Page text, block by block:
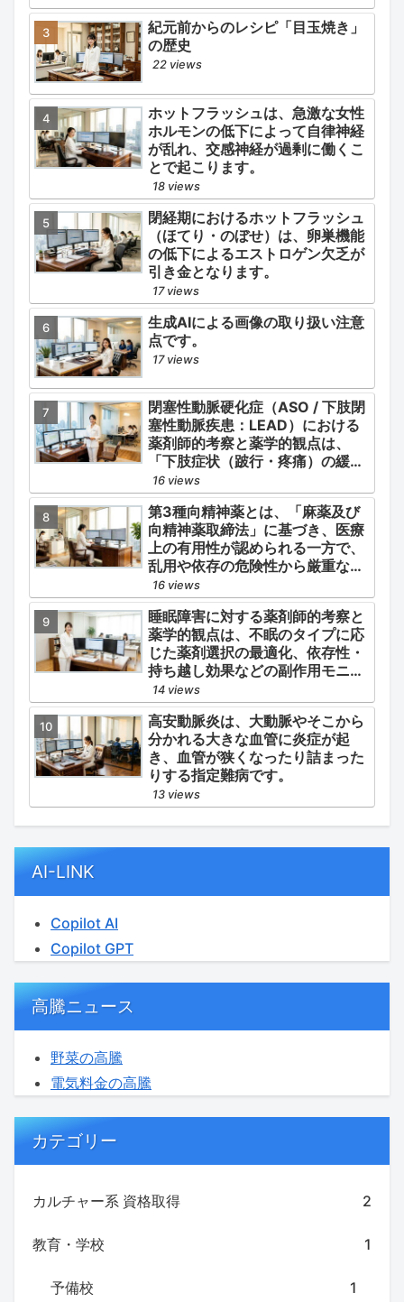
紀元前からのレシピ「目玉焼き」
の歴史
22 views
ホットフラッシュは、急激な女性
ホルモンの低下によって自律神経
が乱れ、交感神経が過剰に働くこ
とで起こります。
18 views
閉経期におけるホットフラッシュ
（ほてり・のぼせ）は、卵巣機能
の低下によるエストロゲン欠乏が
引き金となります。
17 views
生成AIによる画像の取り扱い注意
点です。
17 views
閉塞性動脈硬化症（ASO / 下肢閉
塞性動脈疾患：LEAD）における
薬剤師的考察と薬学的観点は、
「下肢症状（跛行・疼痛）の緩
和」と「全身性動脈硬化による脳
心血管イベント（脳梗塞・心筋梗
塞）の二次予防」の2軸を同時に
管理することにあります。
16 views
第3種向精神薬とは、「麻薬及び
向精神薬取締法」に基づき、医療
上の有用性が認められる一方で、
乱用や依存の危険性から厳重な管
理・規制が必要とされる薬物のう
ち、第1種・第2種よりも比較的リ
スクが低いと判断されて指定され
ている医薬品の分類です。
16 views
睡眠障害に対する薬剤師的考察と
薬学的観点は、不眠のタイプに応
じた薬剤選択の最適化、依存性・
持ち越し効果などの副作用モニタ
リング、そして生活習慣（睡眠衛
生）の改善支援にあります。
14 views
高安動脈炎は、大動脈やそこから
分かれる大きな血管に炎症が起
き、血管が狭くなったり詰まった
りする指定難病です。
13 views
AI-LINK
Copilot AI
Copilot GPT
高騰ニュース
野菜の高騰
電気料金の高騰
カテゴリー
カルチャー系 資格取得 2
教育・学校 1
予備校 1